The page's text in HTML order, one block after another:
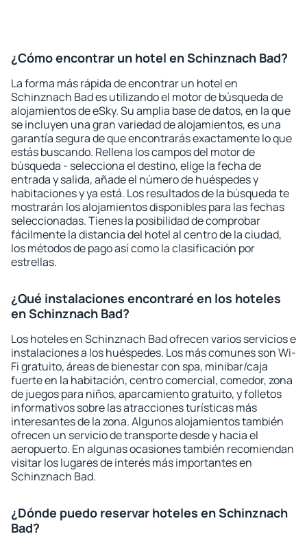
¿Cómo encontrar un hotel en Schinznach Bad?
La forma más rápida de encontrar un hotel en
Schinznach Bad es utilizando el motor de búsqueda de
alojamientos de eSky. Su amplia base de datos, en la que
se incluyen una gran variedad de alojamientos, es una
garantía segura de que encontrarás exactamente lo que
estás buscando. Rellena los campos del motor de
búsqueda - selecciona el destino, elige la fecha de
entrada y salida, añade el número de huéspedes y
habitaciones y ya está. Los resultados de la búsqueda te
mostrarán los alojamientos disponibles para las fechas
seleccionadas. Tienes la posibilidad de comprobar
fácilmente la distancia del hotel al centro de la ciudad,
los métodos de pago así como la clasificación por
estrellas.
¿Qué instalaciones encontraré en los hoteles
en Schinznach Bad?
Los hoteles en Schinznach Bad ofrecen varios servicios e
instalaciones a los huéspedes. Los más comunes son Wi-
Fi gratuito, áreas de bienestar con spa, minibar/caja
fuerte en la habitación, centro comercial, comedor, zona
de juegos para niños, aparcamiento gratuito, y folletos
informativos sobre las atracciones turísticas más
interesantes de la zona. Algunos alojamientos también
ofrecen un servicio de transporte desde y hacia el
aeropuerto. En algunas ocasiones también recomiendan
visitar los lugares de interés más importantes en
Schinznach Bad.
¿Dónde puedo reservar hoteles en Schinznach
Bad?